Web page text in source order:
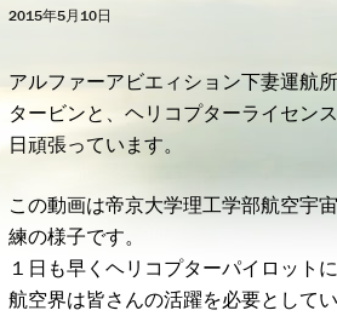
2015年5月10日
アルファーアビエィション下妻運航
タービンと、ヘリコプターライセン
日頑張っています。
この動画は帝京大学理工学部航空宇
練の様子です。
１日も早くヘリコプターパイロット
航空界は皆さんの活躍を必要としてい
ト！’